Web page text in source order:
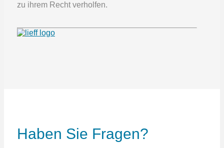
zu ihrem Recht verholfen.
Haben Sie Fragen?